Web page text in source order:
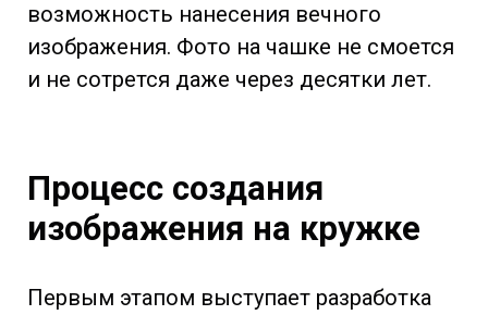
возможность нанесения вечного
изображения. Фото на чашке не смоется
и не сотрется даже через десятки лет.
Процесс создания
изображения на кружке
Первым этапом выступает разработка